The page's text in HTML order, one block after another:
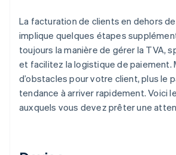
La facturation de clients en dehors
implique quelques étapes
toujours la manière de gérer la TVA,
et facilitez la logistique de paiement.
d’obstacles pour votre client, plus le
tendance à arriver rapidement. Voici
auxquels vous devez prêter une